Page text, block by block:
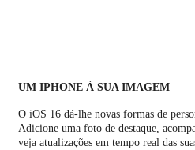
UM IPHONE À SUA IMAGEM
O iOS 16 dá-lhe novas formas de
Adicione uma foto de destaque,
veja atualizações em tempo real das